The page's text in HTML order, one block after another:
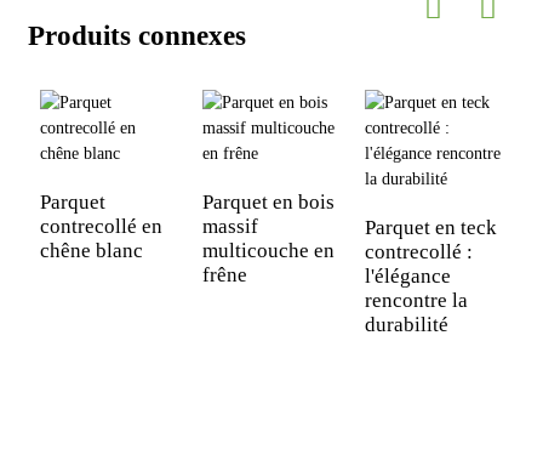
Produits connexes
Parquet
contrecollé en
chêne blanc
Parquet en bois
massif
multicouche en
frêne
Parquet en teck
contrecollé :
l'élégance
rencontre la
durabilité